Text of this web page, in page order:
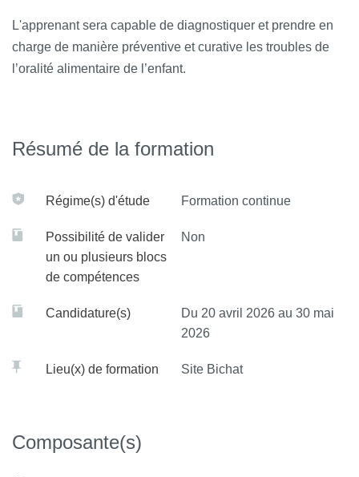
L'apprenant sera capable de diagnostiquer et prendre en
charge de manière préventive et curative les troubles de
l’oralité alimentaire de l’enfant.
Résumé de la formation
Régime(s) d'étude Formation continue
Possibilité de valider
un ou plusieurs blocs
de compétences
Non
Candidature(s)
Du 20 avril 2026 au 30 mai
2026
Lieu(x) de formation Site Bichat
Composante(s)